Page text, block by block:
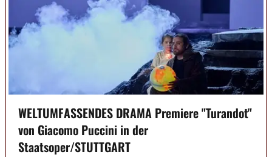
WELTUMFASSENDES DRAMA Premiere "Turandot"
von Giacomo Puccini in der
Staatsoper/STUTTGART